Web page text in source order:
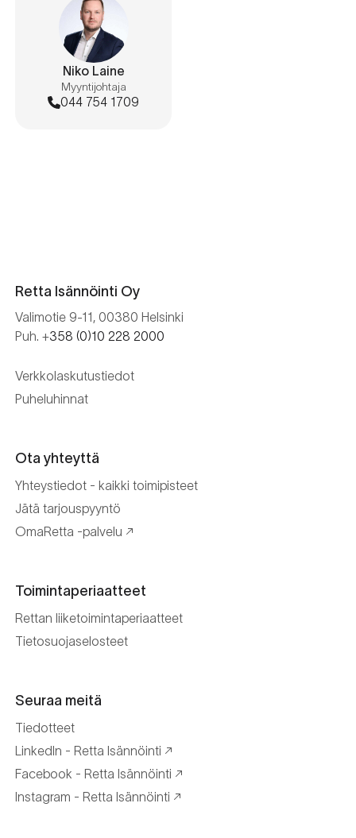
Niko Laine
Myyntijohtaja
044 754 1709
Retta Isännöinti Oy
Valimotie 9-11, 00380 Helsinki
Puh. +358 (0)10 228 2000
Verkkolaskutustiedot
Puheluhinnat
Ota yhteyttä
Yhteystiedot - kaikki toimipisteet
Jätä tarjouspyyntö
OmaRetta -palvelu
Toimintaperiaatteet
Rettan liiketoimintaperiaatteet
Tietosuojaselosteet
Seuraa meitä
Tiedotteet
LinkedIn - Retta Isännöinti
Facebook - Retta Isännöinti
Instagram - Retta Isännöinti